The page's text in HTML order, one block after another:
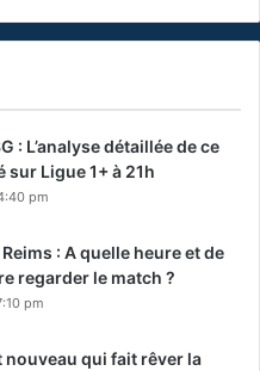
: L’analyse détaillée de ce
sur Ligue 1+ à 21h
pm
: A quelle heure et de
regarder le match ?
pm
nouveau qui fait rêver la